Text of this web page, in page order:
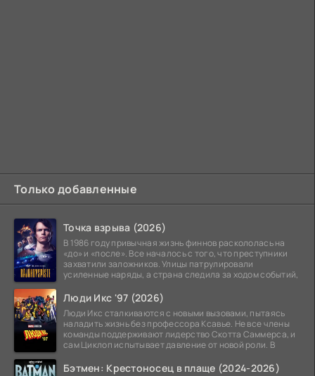
Только добавленные
Точка взрыва (2026)
В 1986 году привычная жизнь финнов раскололась на
«до» и «после». Все началось с того, что преступники
захватили заложников. Улицы патрулировали
усиленные наряды, а страна следила за ходом событий,
Люди Икс '97 (2026)
Люди Икс сталкиваются с новыми вызовами, пытаясь
наладить жизнь без профессора Ксавье. Не все члены
команды поддерживают лидерство Скотта Саммерса, и
сам Циклоп испытывает давление от новой роли. В
Бэтмен: Крестоносец в плаще (2024-2026)